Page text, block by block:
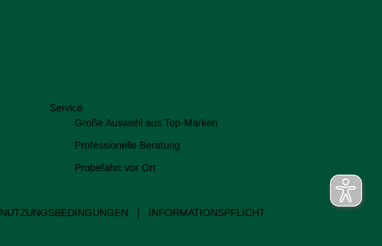
Service
Große Auswahl aus Top-Marken
Professionelle Beratung
Probefahrt vor Ort
NUTZUNGSBEDINGUNGEN INFORMATIONSPFLICHT